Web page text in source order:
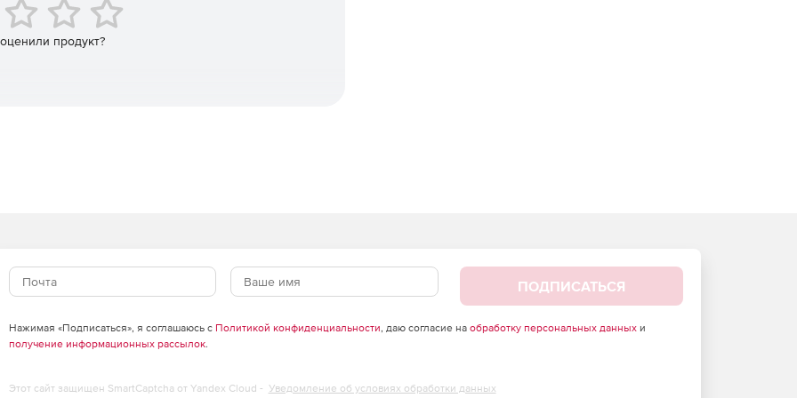
полностью контролировать процесс миграции
процесс переноса файлов с помощью web-
(AI) позволяет создавать и настраивать пакеты
Symantec Ghost. Корпоративное решение
безопасного уничтожения ненужных данных. При
информации при выводе рабочей станции
продукт?
ПОДПИСАТЬСЯ
Нажимая «Подписаться», я соглашаюсь с Политикой конфиденциальности, даю согласие на обработку персональных данныхи
получение информационных рассылок.
Этот сайт защищен SmartCaptcha от Yandex Cloud - Уведомление об условиях обработки данных